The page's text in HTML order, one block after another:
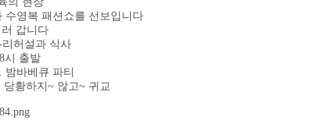
수영복 패션쇼를 선보입니다
갑니다
허설과 식사
시 출발
밤바베큐 파티
황하지~ 않고~ 귀교